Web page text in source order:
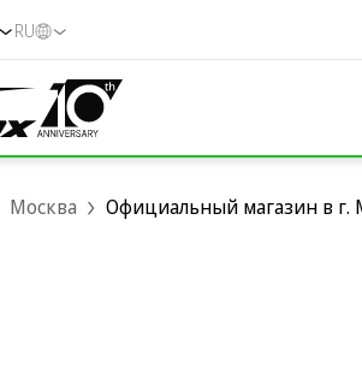
RU
Москва Официальный магазин в г.